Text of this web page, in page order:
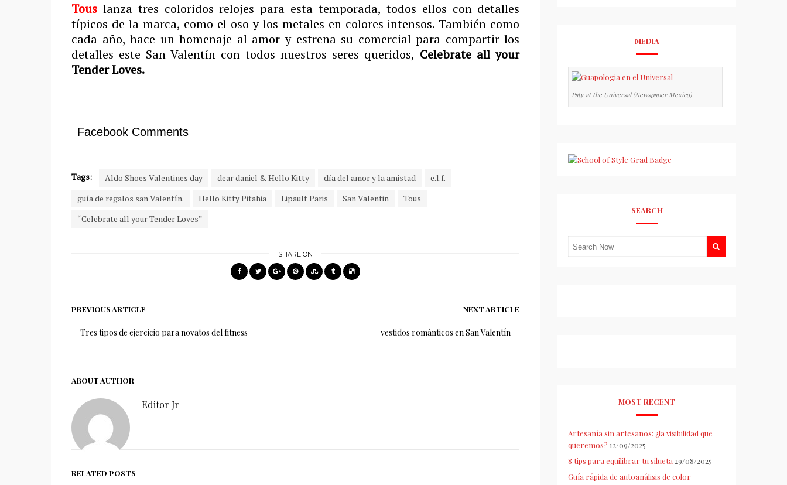
Tous lanza tres coloridos relojes para esta temporada, todos ellos con detalles
típicos de la marca, como el oso y los metales en colores intensos. También como
cada año, hace un homenaje al amor y estrena su comercial para compartir los
detalles este San Valentín con todos nuestros seres queridos, Celebrate all your
Tender Loves.
Facebook Comments
Tags: Aldo Shoes Valentines day dear daniel & Hello Kitty día del amor y la amistad
e.l.f.
guía de regalos san Valentín.
Hello Kitty Pitahia Lipault Paris San Valentin
Tous
“Celebrate all your Tender Loves”
SHARE ON
PREVIOUS ARTICLE
Tres tipos de ejercicio para novatos del fitness
NEXT ARTICLE
vestidos románticos en San Valentín
ABOUT AUTHOR
Editor Jr
RELATED POSTS
MEDIA
Paty at the Universal (Newspaper Mexico)
SEARCH
MOST RECENT
Artesanía sin artesanos: ¿la visibilidad que
queremos? 12/09/2025
8 tips para equilibrar tu silueta 29/08/2025
Guía rápida de autoanálisis de color